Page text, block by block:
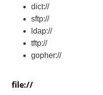
dict://
sftp://
ldap://
tftp://
gopher://
file://